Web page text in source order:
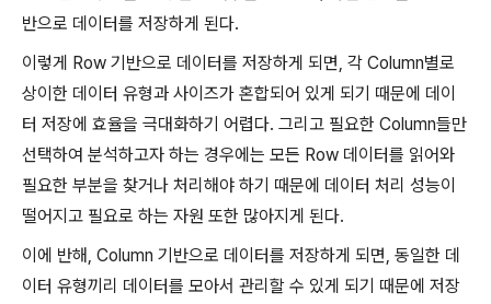
반으로 데이터를 저장하게 된다.
이렇게 Row 기반으로 데이터를 저장하게 되면, 각 Column별로
상이한 데이터 유형과 사이즈가 혼합되어 있게 되기 때문에 데이
터 저장에 효율을 극대화하기 어렵다. 그리고 필요한 Column들만
선택하여 분석하고자 하는 경우에는 모든 Row 데이터를 읽어와
필요한 부분을 찾거나 처리해야 하기 때문에 데이터 처리 성능이
떨어지고 필요로 하는 자원 또한 많아지게 된다.
이에 반해, Column 기반으로 데이터를 저장하게 되면, 동일한 데
이터 유형끼리 데이터를 모아서 관리할 수 있게 되기 때문에 저장